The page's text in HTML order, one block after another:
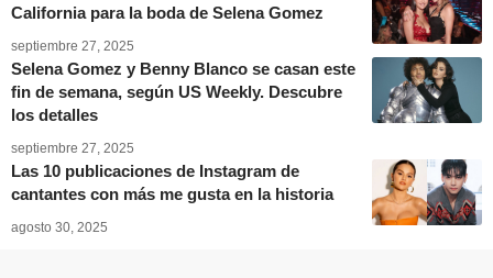
California para la boda de Selena Gomez
septiembre 27, 2025
Selena Gomez y Benny Blanco se casan este
fin de semana, según US Weekly. Descubre
los detalles
septiembre 27, 2025
Las 10 publicaciones de Instagram de
cantantes con más me gusta en la historia
agosto 30, 2025